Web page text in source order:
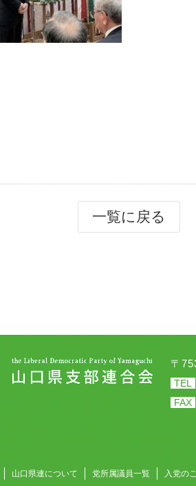
一覧に戻る
〒
TEL
FAX
山口県連について 党所属議員一覧
入党の